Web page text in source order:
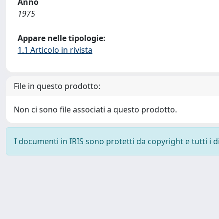
1975
Appare nelle tipologie:
1.1 Articolo in rivista
File in questo prodotto:
Non ci sono file associati a questo prodotto.
I documenti in IRIS sono protetti da copyright e tutti i